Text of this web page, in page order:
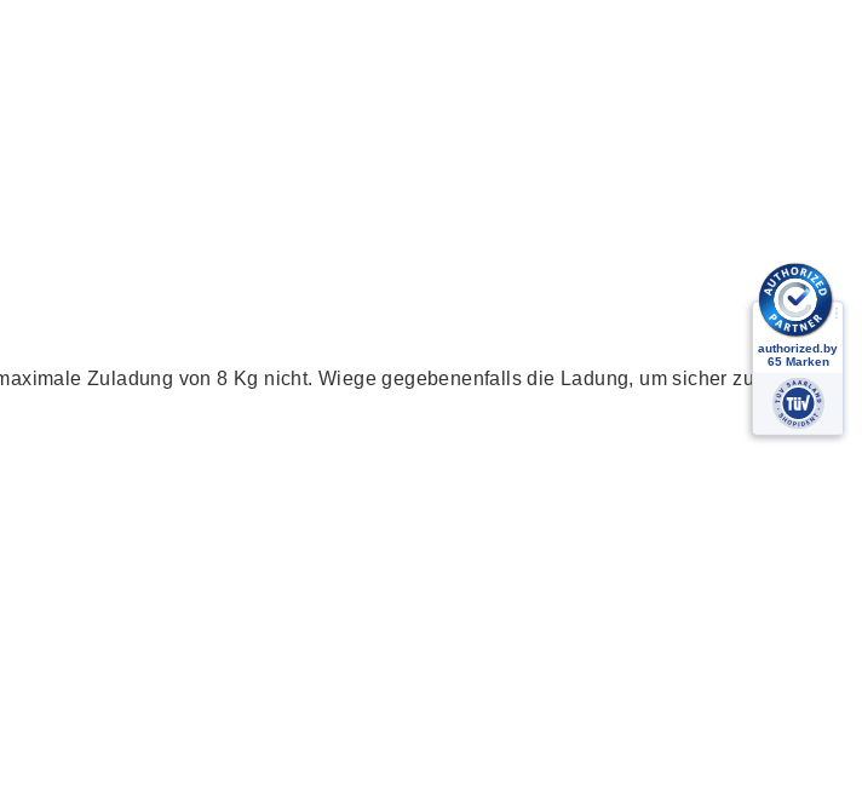
Zuladung von 8 Kg nicht. Wiege gegebenenfalls die Ladung, um sicher zu